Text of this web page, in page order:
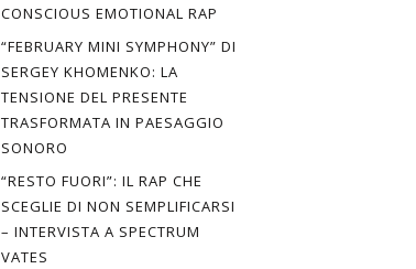
CONSCIOUS EMOTIONAL RAP
“FEBRUARY MINI SYMPHONY” DI
SERGEY KHOMENKO: LA
TENSIONE DEL PRESENTE
TRASFORMATA IN PAESAGGIO
SONORO
“RESTO FUORI”: IL RAP CHE
SCEGLIE DI NON SEMPLIFICARSI
– INTERVISTA A SPECTRUM
VATES